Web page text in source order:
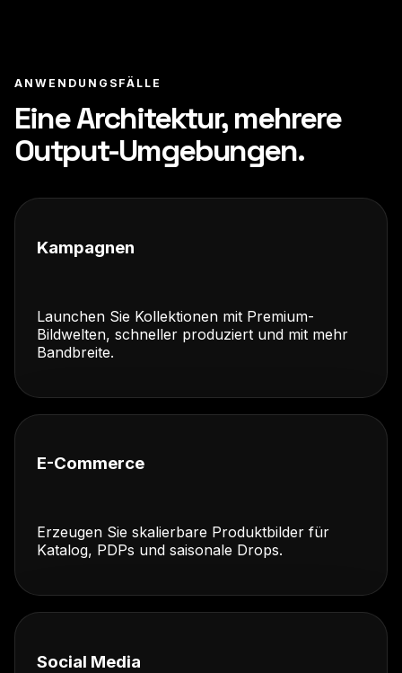
ANWENDUNGSFÄLLE
Eine Architektur, mehrere
Output-Umgebungen.
Kampagnen
Launchen Sie Kollektionen mit Premium-
Bildwelten, schneller produziert und mit mehr
Bandbreite.
E-Commerce
Erzeugen Sie skalierbare Produktbilder für
Katalog, PDPs und saisonale Drops.
Social Media